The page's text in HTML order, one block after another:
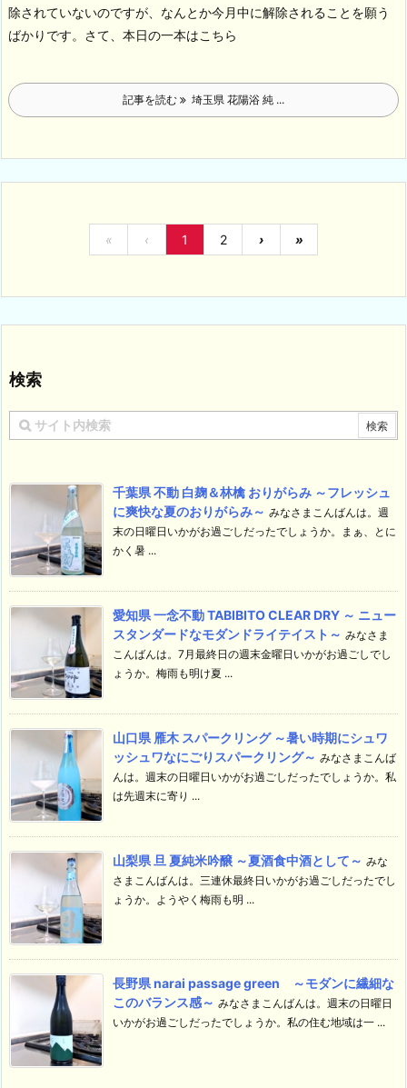
除されていないのですが、なんとか今月中に解除されることを願う
ばかりです。 さて、本日の一本はこちら
記事を読む 埼玉県 花陽浴 純 ...
« ‹ 1 2 › »
検索
千葉県 不動 白麹＆林檎 おりがらみ ～フレッシュ
に爽快な夏のおりがらみ～ みなさまこんばんは。週
末の日曜日いかがお過ごしだったでしょうか。まぁ、とに
かく暑 ...
愛知県 一念不動 TABIBITO CLEAR DRY ～ ニュー
スタンダードなモダンドライテイスト～ みなさま
こんばんは。7月最終日の週末金曜日いかがお過ごしでし
ょうか。梅雨も明け夏 ...
山口県 雁木 スパークリング ～暑い時期にシュワ
ッシュワなにごりスパークリング～ みなさまこんば
んは。週末の日曜日いかがお過ごしだったでしょうか。私
は先週末に寄り ...
山梨県 旦 夏純米吟醸 ～夏酒食中酒として～ みな
さまこんばんは。三連休最終日いかがお過ごしだったでし
ょうか。ようやく梅雨も明 ...
長野県 narai passage green ～モダンに繊細な
このバランス感～ みなさまこんばんは。週末の日曜日
いかがお過ごしだったでしょうか。私の住む地域は一 ...